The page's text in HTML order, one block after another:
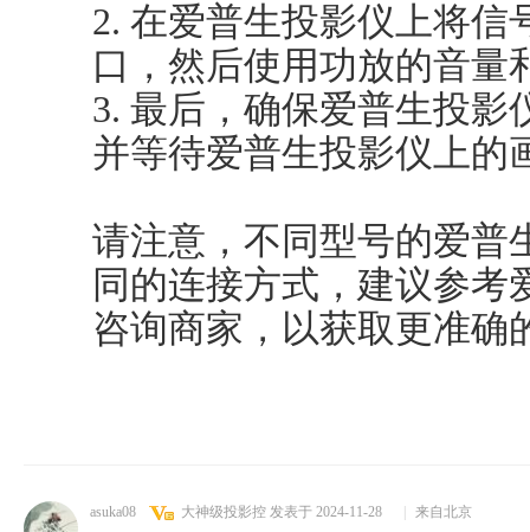
2. 在爱普生投影仪上将
口，然后使用功放的音量
3. 最后，确保爱普生投影
并等待爱普生投影仪上的
请注意，不同型号的爱普
同的连接方式，建议参
咨询商家，以获取更准确
asuka08 大神级投影控 发表于 2024-11-28 来自北京